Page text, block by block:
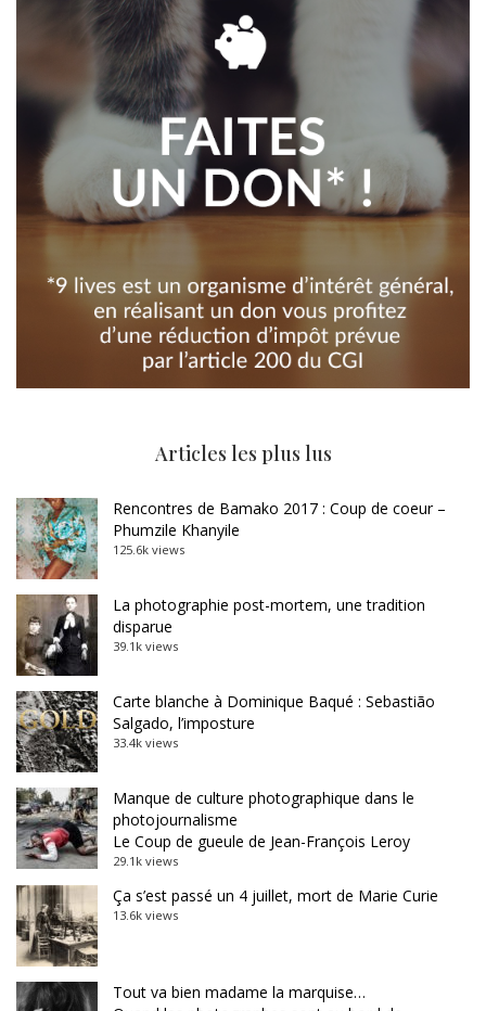
Articles les plus lus
Rencontres de Bamako 2017 : Coup de coeur –
Phumzile Khanyile
125.6k views
La photographie post-mortem, une tradition
disparue
39.1k views
Carte blanche à Dominique Baqué : Sebastião
Salgado, l’imposture
33.4k views
Manque de culture photographique dans le
photojournalisme
Le Coup de gueule de Jean-François Leroy
29.1k views
Ça s’est passé un 4 juillet, mort de Marie Curie
13.6k views
Tout va bien madame la marquise…